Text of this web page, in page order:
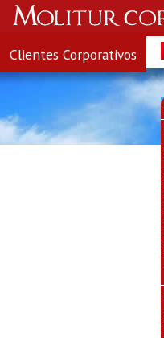
Clientes Corporativos